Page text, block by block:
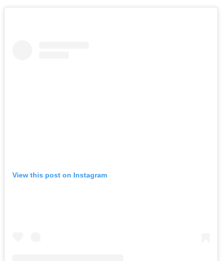
View this post on Instagram